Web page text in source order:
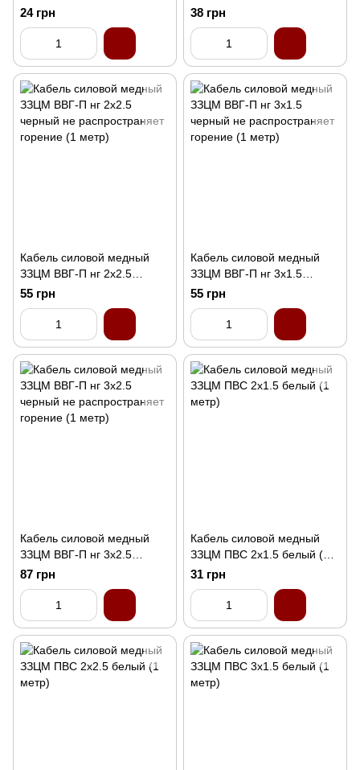
метр)
24 грн
черный не распространяет
горение (1 метр)
38 грн
Кабель силовой медный
ЗЗЦМ ВВГ-П нг 2x2.5
черный не распространяет
горение (1 метр)
55 грн
Кабель силовой медный
ЗЗЦМ ВВГ-П нг 3x1.5
черный не распространяет
горение (1 метр)
55 грн
Кабель силовой медный
ЗЗЦМ ВВГ-П нг 3x2.5
черный не распространяет
горение (1 метр)
87 грн
Кабель силовой медный
ЗЗЦМ ПВС 2x1.5 белый (1
метр)
31 грн